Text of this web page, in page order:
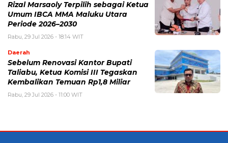
Rizal Marsaoly Terpilih sebagai Ketua
Umum IBCA MMA Maluku Utara
Periode 2026–2030
Rabu, 29 Jul 2026 - 18:14 WIT
Daerah
Sebelum Renovasi Kantor Bupati
Taliabu, Ketua Komisi III Tegaskan
Kembalikan Temuan Rp1,8 Miliar
Rabu, 29 Jul 2026 - 11:00 WIT